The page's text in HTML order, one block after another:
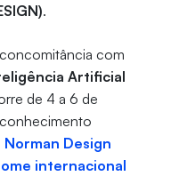
.
com
Artificial
de 4 a 6 de
Norman Design
internacional